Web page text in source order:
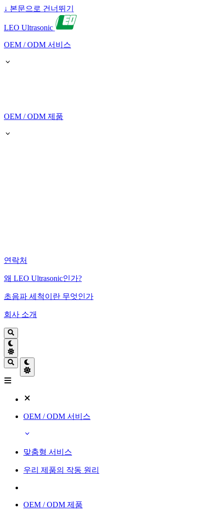
↓ 본문으로 건너뛰기
LEO Ultrasonic
OEM / ODM 서비스
OEM / ODM 제품
연락처
왜 LEO Ultrasonic인가?
초음파 세척이란 무엇인가
회사 소개
OEM / ODM 서비스
맞춤형 서비스
우리 제품의 작동 원리
OEM / ODM 제품